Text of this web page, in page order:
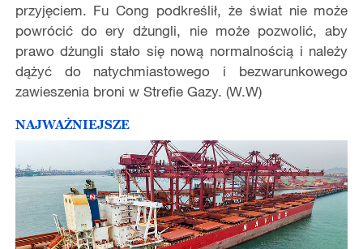
przyjęciem. Fu Cong podkreślił, że świat nie może
powrócić do ery dżungli, nie może pozwolić, aby
prawo dżungli stało się nową normalnością i należy
dążyć do natychmiastowego i bezwarunkowego
zawieszenia broni w Strefie Gazy. (W.W)
NAJWAŻNIEJSZE